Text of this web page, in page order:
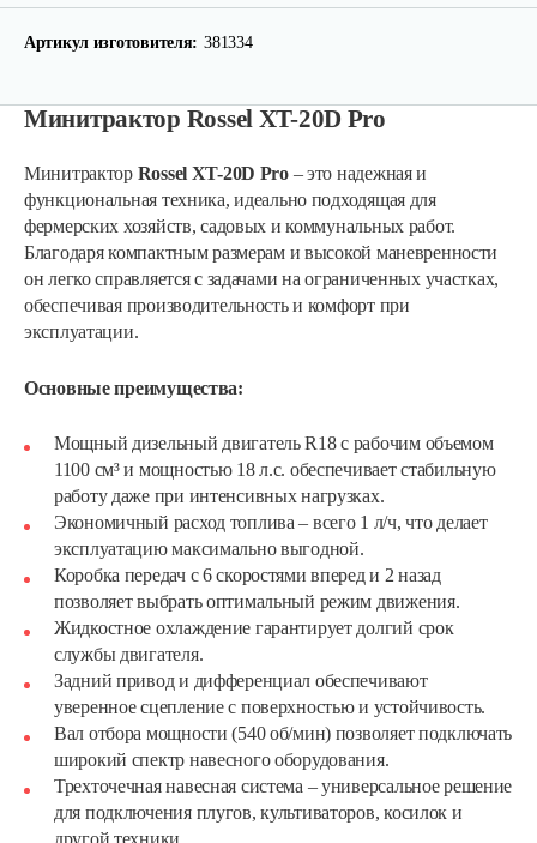
Артикул изготовителя: 381334
Минитрактор Rossel XT-20D Pro
Минитрактор Rossel XT-20D Pro– это надежная и
функциональная техника, идеально подходящая для
фермерских хозяйств, садовых и коммунальных работ.
Благодаря компактным размерам и высокой маневренности
он легко справляется с задачами на ограниченных участках,
обеспечивая производительность и комфорт при
эксплуатации.
Основные преимущества:
Мощный дизельный двигатель R18 с рабочим объемом
1100 см³ и мощностью 18 л.с. обеспечивает стабильную
работу даже при интенсивных нагрузках.
Экономичный расход топлива – всего 1 л/ч, что делает
эксплуатацию максимально выгодной.
Коробка передач с 6 скоростями вперед и 2 назад
позволяет выбрать оптимальный режим движения.
Жидкостное охлаждение гарантирует долгий срок
службы двигателя.
Задний привод и дифференциал обеспечивают
уверенное сцепление с поверхностью и устойчивость.
Вал отбора мощности (540 об/мин) позволяет подключать
широкий спектр навесного оборудования.
Трехточечная навесная система – универсальное решение
для подключения плугов, культиваторов, косилок и
другой техники.